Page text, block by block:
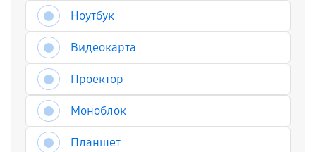
Ноутбук
Видеокарта
Проектор
Моноблок
Планшет